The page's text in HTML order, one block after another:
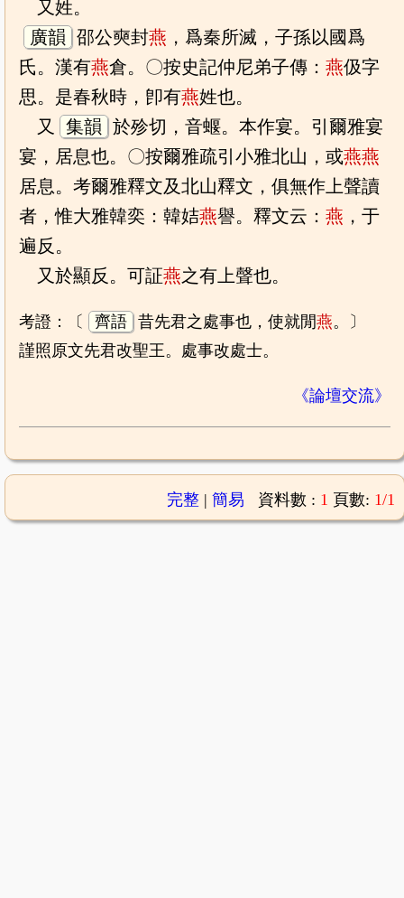
又姓。
廣韻 邵公奭封燕 ，爲秦所滅，子孫以國爲
氏。漢有燕倉。〇按史記仲尼弟子傳：燕伋字
思。是春秋時，卽有燕姓也。
又
集韻 於殄切，音蝘。本作宴。引爾雅宴
宴，居息也。〇按爾雅疏引小雅北山，或燕燕
居息。考爾雅釋文及北山釋文，俱無作上聲讀
者，惟大雅韓奕：韓姞燕譽。釋文云：燕 ，于
遍反。
又於顯反。可証燕之有上聲也。
考證：〔 齊語 昔先君之處事也，使就閒燕。〕
謹照原文先君改聖王。處事改處士。
《論壇交流》
完整| 簡易 資料數 : 1 頁數: 1/1